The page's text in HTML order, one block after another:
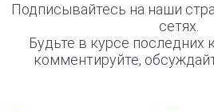
Подписывайтесь на наши
сетях.
Будьте в курсе последних
комментируйте,